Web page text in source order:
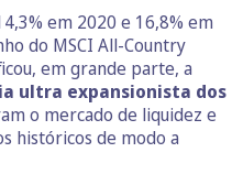
em 2020 e 16,8% em
do MSCI All-Country
em grande parte, a
ultra expansionista dos
o mercado de liquidez e
históricos de modo a